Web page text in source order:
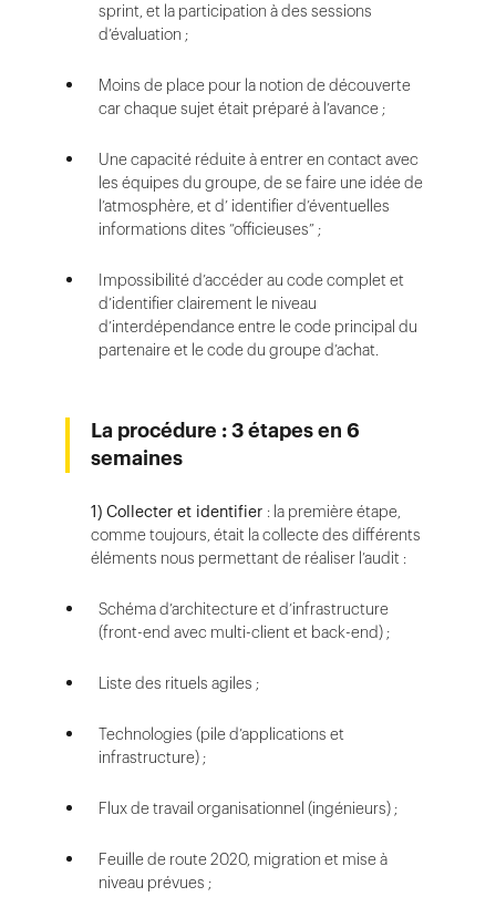
sprint, et la participation à des sessions
d’évaluation ;
Moins de place pour la notion de découverte
car chaque sujet était préparé à l’avance ;
Une capacité réduite à entrer en contact avec
les équipes du groupe, de se faire une idée de
l’atmosphère, et d’ identifier d’éventuelles
informations dites “officieuses” ;
Impossibilité d’accéder au code complet et
d’identifier clairement le niveau
d’interdépendance entre le code principal du
partenaire et le code du groupe d’achat.
La procédure : 3 étapes en 6
semaines
1) Collecter et identifier : la première étape,
comme toujours, était la collecte des différents
éléments nous permettant de réaliser l’audit :
Schéma d’architecture et d’infrastructure
(front-end avec multi-client et back-end) ;
Liste des rituels agiles ;
Technologies (pile d’applications et
infrastructure) ;
Flux de travail organisationnel (ingénieurs) ;
Feuille de route 2020, migration et mise à
niveau prévues ;